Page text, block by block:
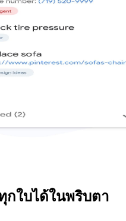
กใบได้ในพริบตา